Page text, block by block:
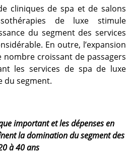
cliniques de spa et de salons
de luxe stimule
du segment des services
En outre, l’expansion
nombre croissant de passagers
les services de spa de luxe
du segment.
important et les dépenses en
la domination du segment des
à 40 ans